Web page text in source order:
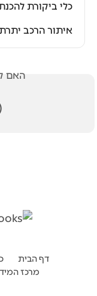
כלי ביקורת
איתור הרכב
האם
דף הבית
מרכז